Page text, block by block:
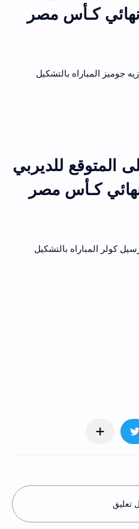
نهائي كـأس مصر
جوميز المباراه بالتشكيل
المتوقع للديربي
كـأس مصر
كولر المباراه بالتشكيل
تعليق